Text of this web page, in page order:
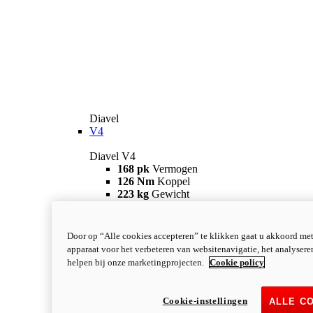
Diavel
V4
Diavel V4
168 pk Vermogen
126 Nm Koppel
223 kg Gewicht
newV4 RS
Diavel V4 RS
182 pkVERMOGEN
i
Door op “Alle cookies accepteren” te klikken gaat u akkoord
apparaat voor het verbeteren van websitenavigatie, het
helpen bij onze marketingprojecten.
Cookie policy
ALLE
Cookie-instellingen